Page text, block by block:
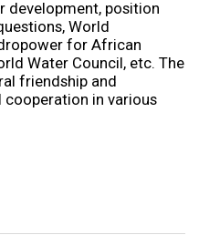
development, position
World
for African
Water Council, etc. The
friendship and
cooperation in various